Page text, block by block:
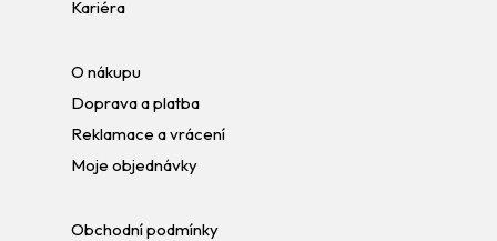
Kariéra
O nákupu
Doprava a platba
Reklamace a vrácení
Moje objednávky
Obchodní podmínky